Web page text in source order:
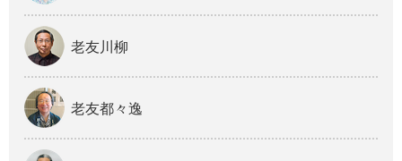
老友川柳
老友都々逸